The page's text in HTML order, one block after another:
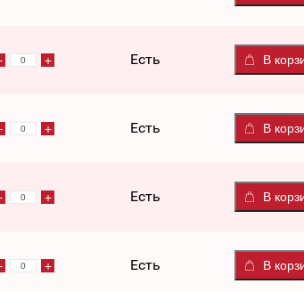
Есть В
Есть В
Есть В
Есть В